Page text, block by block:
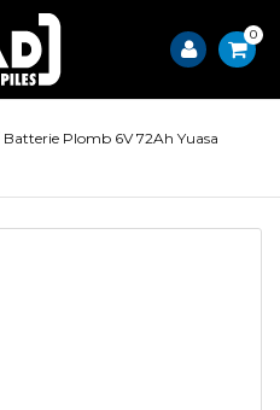
0
Batterie Plomb 6V 72Ah Yuasa